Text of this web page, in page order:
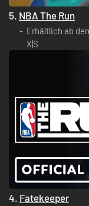
5. NBA The Run
Erhältlich ab
X|S
4. Fatekeeper